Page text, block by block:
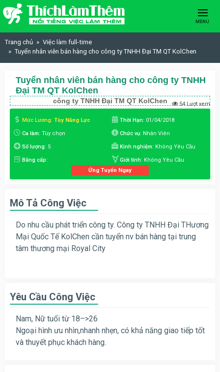
Skip to content
MENU
Trang chủ
Việc làm full-time
Tuyển nhân viên bán hàng cho công ty TNHH Đại TM QT KolChen
Tuyển nhân viên bán hàng cho công ty TNHH
Đại TM QT KolChen
công ty TNHH Đại TM QT KolChen 54 Lượt xem
Mức Lương: Tùy Năng Lực Thời Hạn: 01/04/2018
Ca làm: Tùy chọn Chức vụ: Nhân Viên
Số lượng: 5 Kinh nghiệm: Không Yêu Cầu
Bằng cấp: Giới tính: Không Yêu Cầu
Ứng Tuyển Ngay
Mô Tả Công Việc
Do nhu cầu phát triển công ty. Công ty TNHH Đại THương
Mại Quốc Tế KolChen cần tuyển nv bán hàng tại trung
tâm thương mại Royal City
Yêu Cầu Công Việc
Nam, Nữ tuổi từ 18–>26
Ngoại hình ưu nhìn,nhanh nhẹn, có khả năng giao tiếp tốt
và thuyết phục khách hàng.